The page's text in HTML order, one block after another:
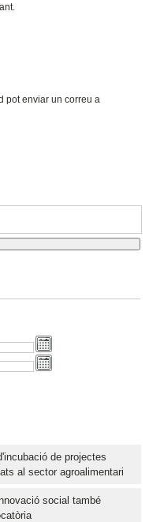
pot enviar un correu a
de projectes
al sector agroalimentari
social també